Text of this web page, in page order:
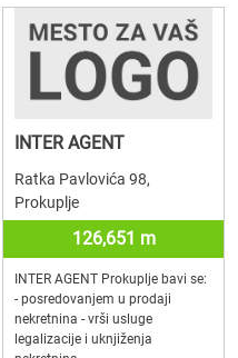
INTER AGENT
Ratka Pavlovića 98,
Prokuplje
126,651 m
INTER AGENT Prokuplje bavi se:
- posredovanjem u prodaji
nekretnina - vrši usluge
legalizacije i uknjiženja